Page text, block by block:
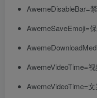
AwemeDisableBar=
AwemeSaveEmoji=
AwemeVideoTime=
AwemeVideoTime=